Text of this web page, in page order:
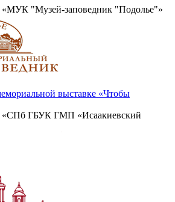
«МУК "Музей-заповедник "Подолье"»
выставке «Чтобы
«СПб ГБУК ГМП «Исаакиевский